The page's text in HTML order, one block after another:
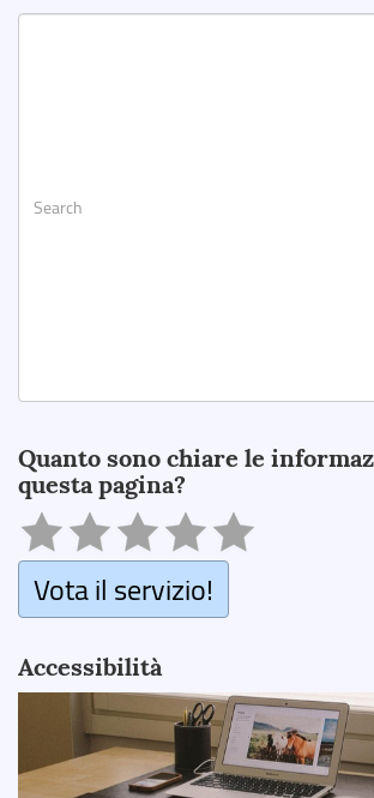
Quanto sono chiare le
questa pagina?
Vota il servizio!
Accessibilità